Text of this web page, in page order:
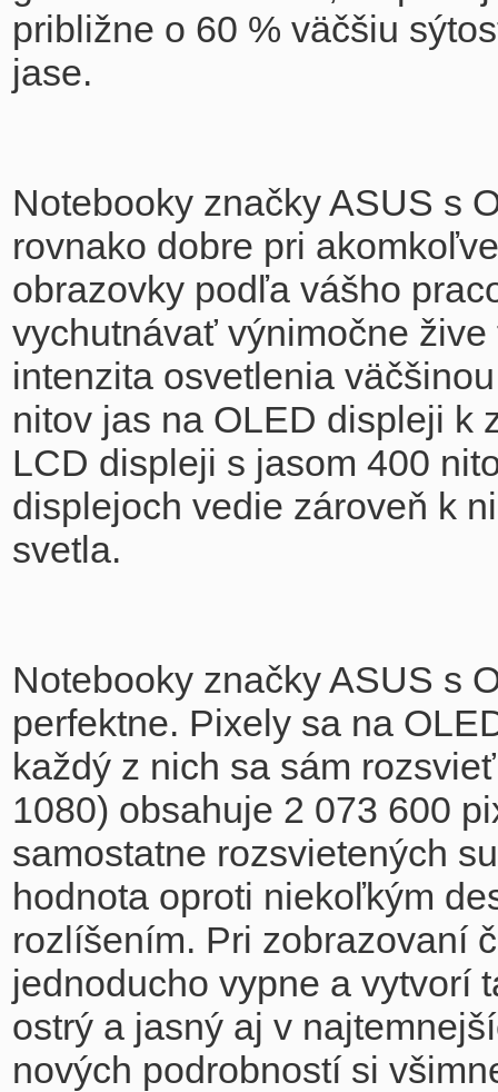
približne o 60 % väčšiu
jase.
Notebooky značky ASUS s
rovnako dobre pri
obrazovky podľa vášho
vychutnávať výnimočne
intenzita osvetlenia
nitov jas na OLED displeji k
LCD displeji s jasom 400
displejoch vedie zároveň k
svetla.
Notebooky značky ASUS s
perfektne. Pixely sa na
každý z nich sa sám
1080) obsahuje 2 073 600
samostatne rozsvietených
hodnota oproti niekoľkým
rozlíšením. Pri zobrazovaní
jednoducho vypne a vytvorí
ostrý a jasný aj v
nových podrobností si